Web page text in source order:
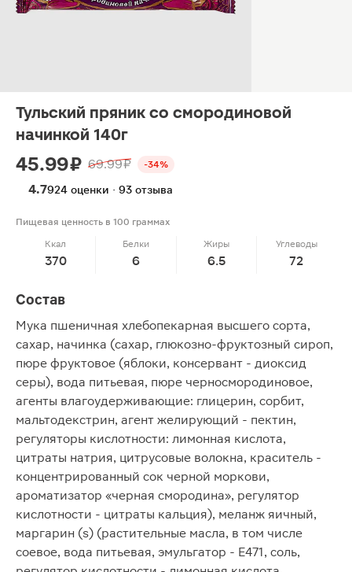
Тульский пряник со смородиновой
начинкой 140г
45.99 ₽ 69.99 ₽ -34%
4.7924 оценки · 93 отзыва
Пищевая ценность в 100 граммах
Ккал
370
Белки
6
Жиры
6.5
Углеводы
72
Состав
Мука пшеничная хлебопекарная высшего сорта,
сахар, начинка (сахар, глюкозно-фруктозный сироп,
пюре фруктовое (яблоки, консервант - диоксид
серы), вода питьевая, пюре черносмородиновое,
агенты влагоудерживающие: глицерин, сорбит,
мальтодекстрин, агент желирующий - пектин,
регуляторы кислотности: лимонная кислота,
цитраты натрия, цитрусовые волокна, краситель -
концентрированный сок черной моркови,
ароматизатор «черная смородина», регулятор
кислотности - цитраты кальция), меланж яичный,
маргарин (s) (растительные масла, в том числе
соевое, вода питьевая, эмульгатор - E471, соль,